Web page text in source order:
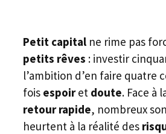
Petit capital ne rime pas
petits rêves : investir
l’ambition d’en faire quatre
fois espoiret doute. Face à
retour rapide, nombreux
heurtent à la réalité des